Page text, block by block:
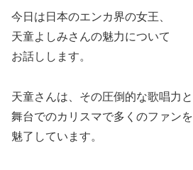
今日は日本のエンカ界の女王、
天童よしみさんの魅力について
お話しします。
天童さんは、その圧倒的な歌唱力と
舞台でのカリスマで多くのファンを
魅了しています。